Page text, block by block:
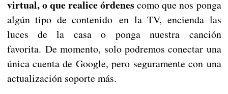
virtual, o que realice órdenes como que nos ponga
algún tipo de contenido en la TV, encienda las
luces de la casa o ponga nuestra canción
favorita. De momento, solo podremos conectar una
única cuenta de Google, pero seguramente con una
actualización soporte más.